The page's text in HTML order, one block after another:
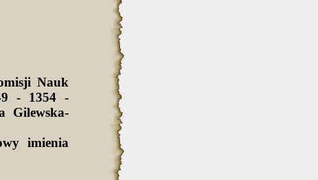
Nauk
- 1354 -
Gilewska-
imienia